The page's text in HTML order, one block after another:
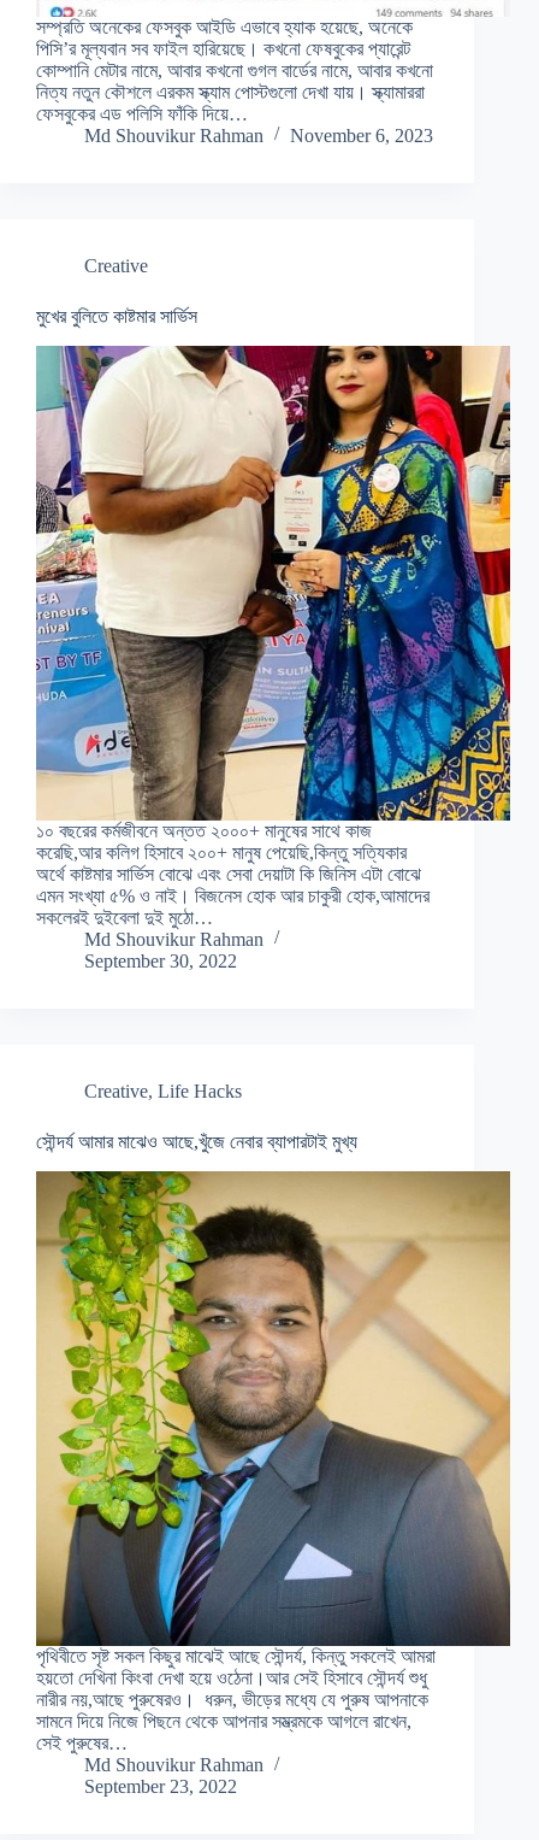
সম্প্রতি অনেকের ফেসবুক আইডি এভাবে হ্যাক হয়েছে, অনেকে
পিসি’র মূল্যবান সব ফাইল হারিয়েছে। কখনো ফেষবুকের প্যারেন্ট
কোম্পানি মেটার নামে, আবার কখনো গুগল বার্ডের নামে, আবার কখনো
নিত্য নতুন কৌশলে এরকম স্ক্যাম পোস্টগুলো দেখা যায়। স্ক্যামাররা
ফেসবুকের এড পলিসি ফাঁকি দিয়ে…
Md Shouvikur Rahman
November 6, 2023
Creative
মুখের বুলিতে কাষ্টমার সার্ভিস
১০ বছরের কর্মজীবনে অন্তত ২০০০+ মানুষের সাথে কাজ
করেছি,আর কলিগ হিসাবে ২০০+ মানুষ পেয়েছি,কিন্তু সত্যিকার
অর্থে কাষ্টমার সার্ভিস বোঝে এবং সেবা দেয়াটা কি জিনিস এটা বোঝে
এমন সংখ্যা ৫% ও নাই। বিজনেস হোক আর চাকুরী হোক,আমাদের
সকলেরই দুইবেলা দুই মুঠো…
Md Shouvikur Rahman
September 30, 2022
Creative, Life Hacks
সৌন্দর্য আমার মাঝেও আছে,খুঁজে নেবার ব্যাপারটাই মুখ্য
পৃথিবীতে সৃষ্ট সকল কিছুর মাঝেই আছে সৌন্দর্য, কিন্তু সকলেই আমরা
হয়তো দেখিনা কিংবা দেখা হয়ে ওঠেনা।আর সেই হিসাবে সৌন্দর্য শুধু
নারীর নয়,আছে পুরুষেরও। ধরুন, ভীড়ের মধ্যে যে পুরুষ আপনাকে
সামনে দিয়ে নিজে পিছনে থেকে আপনার সম্ভ্রমকে আগলে রাখেন,
সেই পুরুষের…
Md Shouvikur Rahman
September 23, 2022